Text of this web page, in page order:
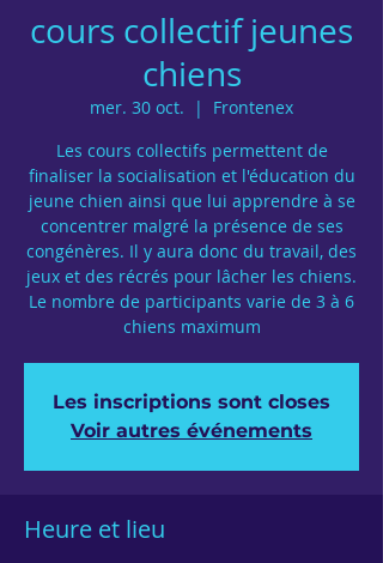
cours collectif jeunes
chiens
mer. 30 oct.
  |
Frontenex
Les cours collectifs permettent de
finaliser la socialisation et l'éducation du
jeune chien ainsi que lui apprendre à se
concentrer malgré la présence de ses
congénères. Il y aura donc du travail, des
jeux et des récrés pour lâcher les chiens.
Le nombre de participants varie de 3 à 6
chiens maximum
Les inscriptions sont closes
Voir autres événements
Heure et lieu